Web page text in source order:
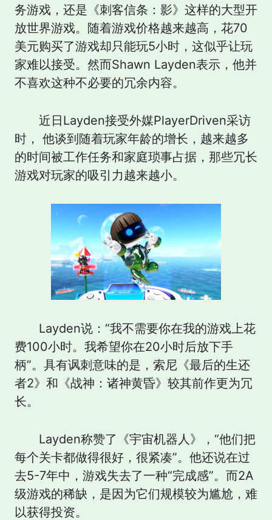
务游戏，还是《刺客信条：影》这样的大型开
放世界游戏。随着游戏价格越来越高，花70
美元购买了游戏却只能玩5小时，这似乎让玩
家难以接受。然而Shawn Layden表示，他并
不喜欢这种不必要的冗余内容。
近日Layden接受外媒PlayerDriven采访
时， 他谈到随着玩家年龄的增长，越来越多
的时间被工作任务和家庭琐事占据，那些冗长
游戏对玩家的吸引力越来越小。
Layden说：“我不需要你在我的游戏上花
费100小时。我希望你在20小时后放下手
柄”。具有讽刺意味的是，索尼《最后的生还
者2》和《战神：诸神黄昏》较其前作更为冗
长。
Layden称赞了《宇宙机器人》，“他们把
每个关卡都做得很好，很紧凑”。他还说在过
去5-7年中，游戏失去了一种“完成感”。而2A
级游戏的稀缺，是因为它们规模较为尴尬，难
以获得投资。